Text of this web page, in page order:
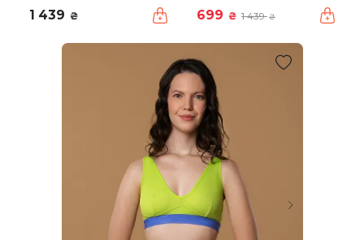
1 439 ₴ 699 ₴ 1 439₴